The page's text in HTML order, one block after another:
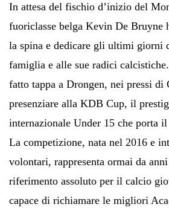
In attesa del fischio d’inizio del
fuoriclasse belga Kevin De Bruyne
la spina e dedicare gli ultimi giorni
famiglia e alle sue radici
fatto tappa a Drongen, nei pressi di
presenziare alla KDB Cup, il
internazionale Under 15 che porta il
La competizione, nata nel 2016 e
volontari, rappresenta ormai da
riferimento assoluto per il calcio
capace di richiamare le migliori